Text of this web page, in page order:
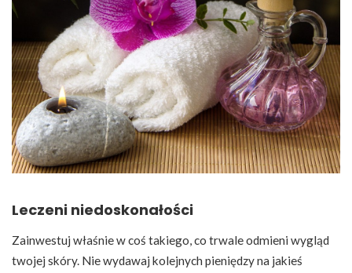
Leczeni niedoskonałości
Zainwestuj właśnie w coś takiego, co trwale odmieni wygląd
twojej skóry. Nie wydawaj kolejnych pieniędzy na jakieś